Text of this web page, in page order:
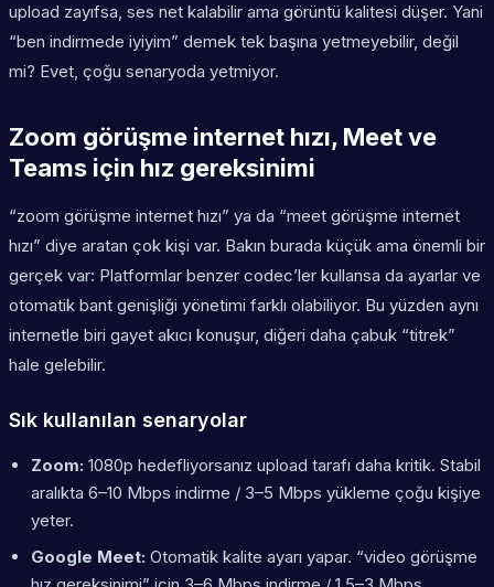
upload zayıfsa, ses net kalabilir ama görüntü kalitesi düşer. Yani
“ben indirmede iyiyim” demek tek başına yetmeyebilir, değil
mi? Evet, çoğu senaryoda yetmiyor.
Zoom görüşme internet hızı, Meet ve
Teams için hız gereksinimi
“zoom görüşme internet hızı” ya da “meet görüşme internet
hızı” diye aratan çok kişi var. Bakın burada küçük ama önemli bir
gerçek var: Platformlar benzer codec’ler kullansa da ayarlar ve
otomatik bant genişliği yönetimi farklı olabiliyor. Bu yüzden aynı
internetle biri gayet akıcı konuşur, diğeri daha çabuk “titrek”
hale gelebilir.
Sık kullanılan senaryolar
Zoom: 1080p hedefliyorsanız upload tarafı daha kritik. Stabil
aralıkta 6–10 Mbps indirme / 3–5 Mbps yükleme çoğu kişiye
yeter.
Google Meet: Otomatik kalite ayarı yapar. “video görüşme